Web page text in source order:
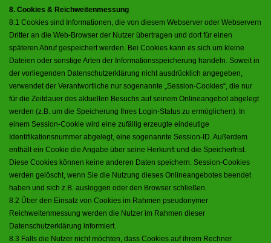
8. Cookies & Reichweitenmessung
8.1 Cookies sind Informationen, die von diesem Webserver oder Webservern
Dritter an die Web-Browser der Nutzer übertragen und dort für einen
späteren Abruf gespeichert werden. Bei Cookies kann es sich um kleine
Dateien oder sonstige Arten der Informationsspeicherung handeln. Soweit in
der vorliegenden Datenschutzerklärung nicht ausdrücklich angegeben,
verwendet der Verantwortliche nur sogenannte „Session-Cookies“, die nur
für die Zeitdauer des aktuellen Besuchs auf seinem Onlineangebot abgelegt
werden (z.B. um die Speicherung Ihres Login-Status zu ermöglichen). In
einem Session-Cookie wird eine zufällig erzeugte eindeutige
Identifikationsnummer abgelegt, eine sogenannte Session-ID. Außerdem
enthält ein Cookie die Angabe über seine Herkunft und die Speicherfrist.
Diese Cookies können keine anderen Daten speichern. Session-Cookies
werden gelöscht, wenn Sie die Nutzung dieses Onlineangebotes beendet
haben und sich z.B. ausloggen oder den Browser schließen.
8.2 Über den Einsatz von Cookies im Rahmen pseudonymer
Reichweitenmessung werden die Nutzer im Rahmen dieser
Datenschutzerklärung informiert.
8.3 Falls die Nutzer nicht möchten, dass Cookies auf ihrem Rechner